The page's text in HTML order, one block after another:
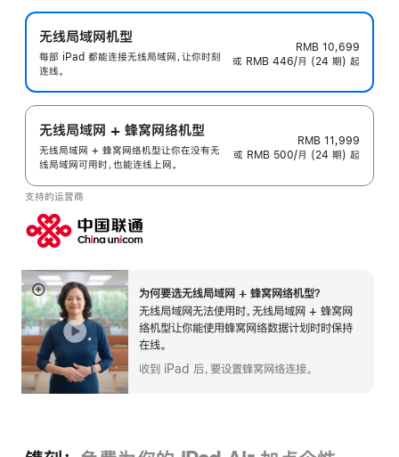
无线局域网机型
每部 iPad 都能连接无线局域网，让你时刻
连线。
RMB 10,699
或 RMB 446/月 (24 期) 起
无线局域网 + 蜂窝网络机型
无线局域网 + 蜂窝网络机型让你在没有无
线局域网可用时，也能连线上网。
RMB 11,999
或 RMB 500/月 (24 期) 起
支持的运营商
为何要选无线局域网 + 蜂窝网络机型？
无线局域网无法使用时，无线局域网 + 蜂窝网
络机型让你能使用蜂窝网络数据计划时时保持
在线。
收到 iPad 后，要设置蜂窝网络连接。
展
开